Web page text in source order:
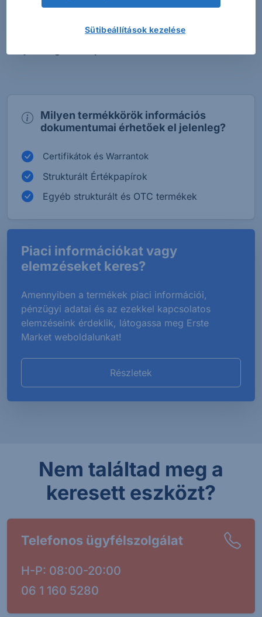
termékekben csak akkor kössenek tranzakciót,
mértékben tájékozottak az adott termék
Milyen termékkörök információs
dokumentumai érhetőek el jelenleg?
Certifikátok és Warrantok
Strukturált Értékpapírok
Egyéb strukturált és OTC termékek
Piaci információkat vagy
elemzéseket keres?
Amennyiben a termékek piaci információi,
pénzügyi adatai és az ezekkel kapcsolatos
elemzéseink érdeklik, látogassa meg Erste
Market weboldalunkat!
Részletek
Nem találtad meg a
keresett eszközt?
Telefonos ügyfélszolgálat
H-P: 08:00-20:00
06 1 160 5280
Sütibeállítások kezelése